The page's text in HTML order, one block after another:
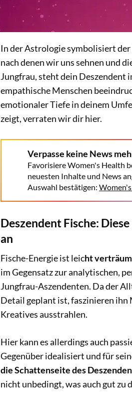
In der Astrologie symbolisiert
nach denen wir uns sehnen und
Jungfrau, steht dein Deszendent
empathische Menschen
emotionaler Tiefe in deinem
zeigt, verraten wir dir hier.
Verpasse keine News
Favorisiere Women's Health
neuesten Inhalte und News
Auswahl bestätigen:
Deszendent Fische:
an
Fische-Energie ist leicht
im Gegensatz zur analytischen,
Jungfrau-Aszendenten. Da der
Detail geplant ist, faszinieren ihn
Kreatives ausstrahlen.
Hier kann es allerdings auch
Gegenüber idealisiert und für
die Schattenseite des
nicht unbedingt, was auch gut zu